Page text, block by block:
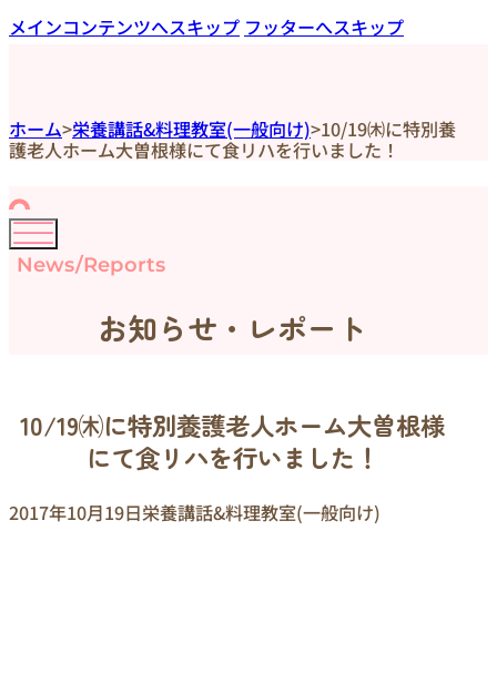
メインコンテンツへスキップ フッターへスキップ
ホーム>栄養講話&料理教室(一般向け)>10/19㈭に特別養
護老人ホーム大曽根様にて食リハを行いました！
News/Reports
お知らせ・レポート
10/19㈭に特別養護老人ホーム大曽根様
にて食リハを行いました！
2017年10月19日栄養講話&料理教室(一般向け)